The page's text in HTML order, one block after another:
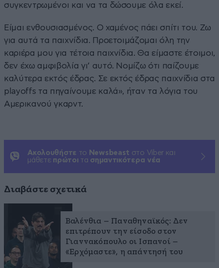
συγκεντρωμένοι και να τα δώσουμε όλα εκεί.
Είμαι ενθουσιασμένος. Ο χαμένος πάει σπίτι του. Ζω
για αυτά τα παιχνίδια. Προετοιμάζομαι όλη την
καριέρα μου για τέτοια παιχνίδια. Θα είμαστε έτοιμοι,
δεν έχω αμφιβολία γι’ αυτό. Νομίζω ότι παίζουμε
καλύτερα εκτός έδρας. Σε εκτός έδρας παιχνίδια στα
playoffs τα πηγαίνουμε καλά», ήταν τα λόγια του
Αμερικανού γκαρντ.
Ακολουθήστε το Newsbeast στο Viber και
μάθετε πρώτοι τα σημαντικότερα νέα
Διαβάστε σχετικά
Βαλένθια – Παναθηναϊκός: Δεν
επιτρέπουν την είσοδο στον
Γιαννακόπουλο οι Ισπανοί –
«Ερχόμαστε», η απάντησή του